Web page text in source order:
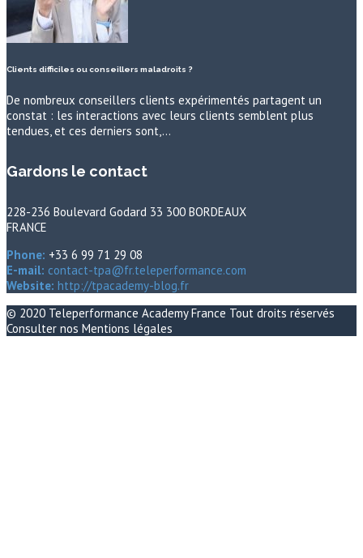
Clients difficiles ou conseillers maladroits ?
De nombreux conseillers clients expérimentés partagent un
constat : les interactions avec leurs clients semblent plus
tendues, et ces derniers sont,…
Gardons le contact
228-236 Boulevard Godard 33 300 BORDEAUX
FRANCE
Phone: +33 6 99 71 29 08
E-mail: contact-tpa@fr.teleperformance.com
Website: http://tpacademy-blog.fr
© 2020 Teleperformance Academy France Tout droits réservés
Consulter nos Mentions légales